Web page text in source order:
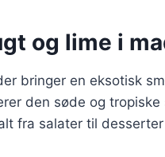
og lime i
bringer en eksotisk
den søde og tropiske
fra salater til